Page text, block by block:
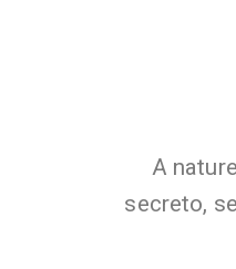
A
secreto,